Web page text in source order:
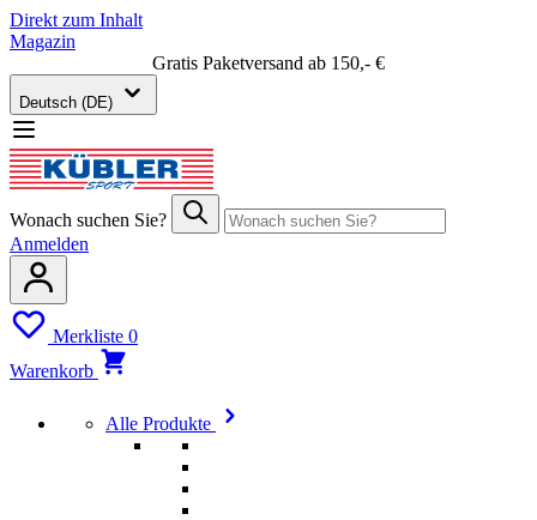
Direkt zum Inhalt
Magazin
Gratis Paketversand ab 150,- €
Deutsch (DE)
Wonach suchen Sie?
Anmelden
Merkliste 0
Warenkorb
Alle Produkte